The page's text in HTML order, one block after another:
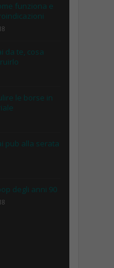
funziona e
da te, cosa
le borse in
pub alla serata
degli anni 90